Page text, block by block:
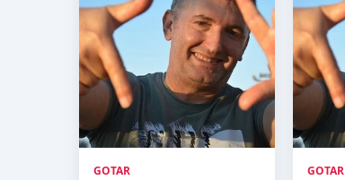
GOTAR GOTAR